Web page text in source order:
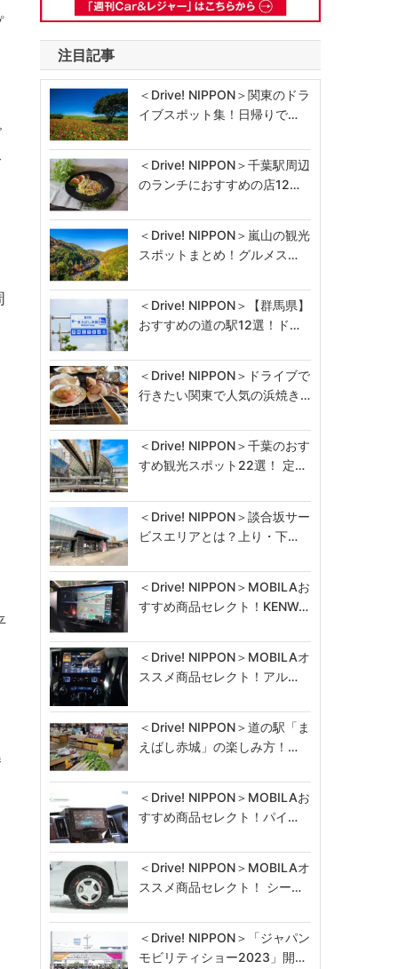
注目記事
＜Drive! NIPPON＞関東のドラ
イブスポット集！日帰りで…
＜Drive! NIPPON＞千葉駅周辺
のランチにおすすめの店12…
＜Drive! NIPPON＞嵐山の観光
スポットまとめ！グルメス…
＜Drive! NIPPON＞【群馬県】
おすすめの道の駅12選！ド…
＜Drive! NIPPON＞ドライブで
行きたい関東で人気の浜焼き…
＜Drive! NIPPON＞千葉のおす
すめ観光スポット22選！ 定…
＜Drive! NIPPON＞談合坂サー
ビスエリアとは？上り・下…
＜Drive! NIPPON＞MOBILAお
すすめ商品セレクト！KENW…
＜Drive! NIPPON＞MOBILAオ
ススメ商品セレクト！アル…
＜Drive! NIPPON＞道の駅「ま
えばし赤城」の楽しみ方！…
＜Drive! NIPPON＞MOBILAお
すすめ商品セレクト！パイ…
＜Drive! NIPPON＞MOBILAオ
ススメ商品セレクト！ シー…
＜Drive! NIPPON＞「ジャパン
モビリティショー2023」開…